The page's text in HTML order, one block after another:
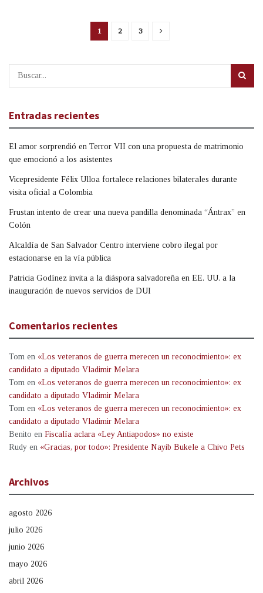
1 2 3
Entradas recientes
El amor sorprendió en Terror VII con una propuesta de matrimonio
que emocionó a los asistentes
Vicepresidente Félix Ulloa fortalece relaciones bilaterales durante
visita oficial a Colombia
Frustan intento de crear una nueva pandilla denominada “Ántrax” en
Colón
Alcaldía de San Salvador Centro interviene cobro ilegal por
estacionarse en la vía pública
Patricia Godínez invita a la diáspora salvadoreña en EE. UU. a la
inauguración de nuevos servicios de DUI
Comentarios recientes
Tom en «Los veteranos de guerra merecen un reconocimiento»: ex
candidato a diputado Vladimir Melara
Tom en «Los veteranos de guerra merecen un reconocimiento»: ex
candidato a diputado Vladimir Melara
Tom en «Los veteranos de guerra merecen un reconocimiento»: ex
candidato a diputado Vladimir Melara
Benito en Fiscalía aclara «Ley Antiapodos» no existe
Rudy en «Gracias, por todo»: Presidente Nayib Bukele a Chivo Pets
Archivos
agosto 2026
julio 2026
junio 2026
mayo 2026
abril 2026